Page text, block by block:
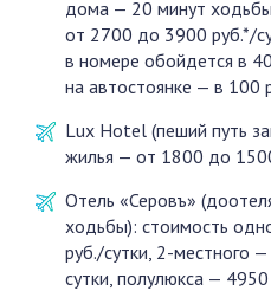
дома — 20 минут
от 2700 до 3900 руб.*/
в номере обойдется в
на автостоянке — в 100
Lux Hotel (пеший путь
жилья — от 1800 до
Отель «Серовъ»
ходьбы): стоимость
руб./сутки, 2-местного
сутки, полулюкса —